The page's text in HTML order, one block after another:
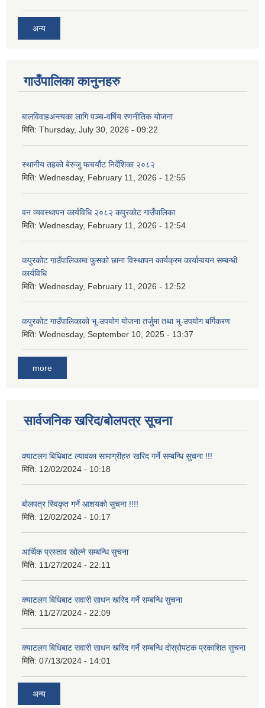
अन्य
गाउँपालिका कानुनहरु
बालविवाहअन्त्यका लागि पञ्च-वर्षिय रणनीतिक योजना
मिति: Thursday, July 30, 2026 - 09:22
स्थानीय तहको बेरुजु फचर्यौट निर्देशिका २०८२
मिति: Wednesday, February 11, 2026 - 12:55
वन व्यवस्थापन कार्यविधि २०८२ कपुरकोट गाउँपालिका
मिति: Wednesday, February 11, 2026 - 12:54
कपुरकोट गाउँपालिकामा फुसको छाना विस्थापन कार्यक्रम कार्यान्वयन सम्बन्धी
कार्यविधि
मिति: Wednesday, February 11, 2026 - 12:52
कपुरकोट गाउँपालिकाको भू-उपयोग योजना तर्जुमा तथा भू-उपयोग बर्गिकरण
मिति: Wednesday, September 10, 2025 - 13:37
more
सार्वजनिक खरिद/बोलपत्र सूचना
क्याटलग बिधिबाट ल्यावका सामाग्रीहरु खरिद गर्ने सम्बन्धि सुचना !!!
मिति: 12/02/2024 - 10:18
बोलपत्र स्विकृत गर्ने आशयको सुचना !!!!
मिति: 12/02/2024 - 10:17
आर्थिक प्रस्ताव खोल्ने सम्बन्धि सुचना
मिति: 11/27/2024 - 22:11
क्याटलग बिधिबाट सवारी साधन खरिद गर्ने सम्बन्धि सुचना
मिति: 11/27/2024 - 22:09
क्याटलग बिधिबाट सवारी साधन खरिद गर्ने सम्बन्धि दोस्रोपटक प्रकाशित सुचना
मिति: 07/13/2024 - 14:01
अन्य